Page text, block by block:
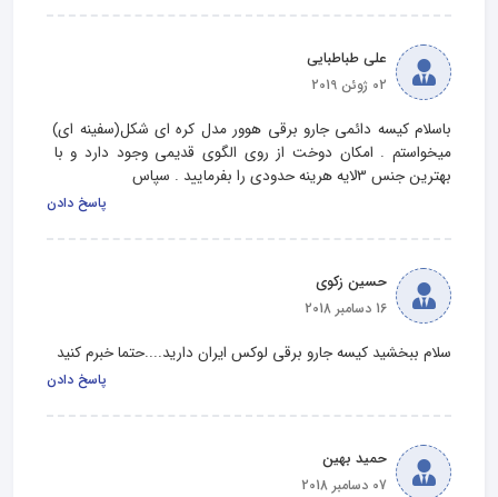
علی طباطبایی
02 ژوئن 2019
باسلام کیسه دائمی جارو برقی هوور مدل کره ای شکل(سفینه ای)
میخواستم . امکان دوخت از روی الگوی قدیمی وجود دارد و با
بهترین جنس 3لایه هرینه حدودی را بفرمایید . سپاس
پاسخ دادن
حسین زکوی
16 دسامبر 2018
سلام ببخشید کیسه جارو برقی لوکس ایران دارید....حتما خبرم کنید
پاسخ دادن
حمید بهین
07 دسامبر 2018